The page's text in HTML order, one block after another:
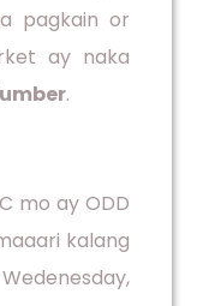
pagkain or
ay naka
.
mo ay ODD
kalang